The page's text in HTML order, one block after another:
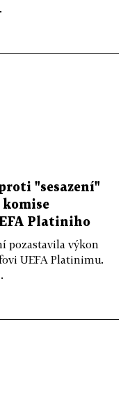
"sesazení"
komise
Platiniho
pozastavila výkon
UEFA Platinimu.